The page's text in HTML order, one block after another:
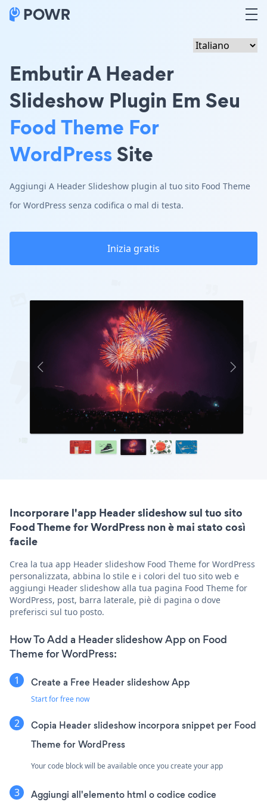
Embutir A Header
Slideshow Plugin Em Seu
Food Theme For
WordPressSite
Aggiungi A Header Slideshow plugin al tuo sito Food Theme
for WordPress senza codifica o mal di testa.
Inizia gratis
Incorporare l'app Header slideshow sul tuo sito
Food Theme for WordPress non è mai stato così
facile
Crea la tua app Header slideshow Food Theme for WordPress
personalizzata, abbina lo stile e i colori del tuo sito web e
aggiungi Header slideshow alla tua pagina Food Theme for
WordPress, post, barra laterale, piè di pagina o dove
preferisci sul tuo posto.
How To Add a Header slideshow App on Food
Theme for WordPress:
Create a Free Header slideshow App
Start for free now
Copia Header slideshow incorpora snippet per Food
Theme for WordPress
Your code block will be available once you create your app
Aggiungi all'elemento html o codice codice